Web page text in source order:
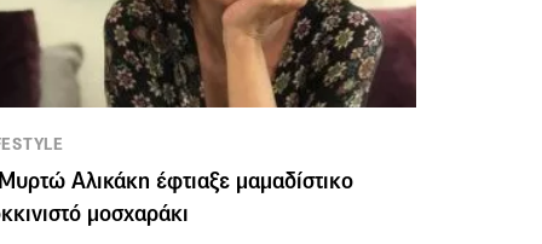
Αλικάκη έφτιαξε μαμαδίστικο
μοσχαράκι